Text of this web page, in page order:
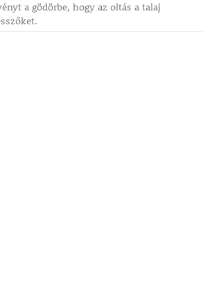
a gödörbe, hogy az oltás a talaj